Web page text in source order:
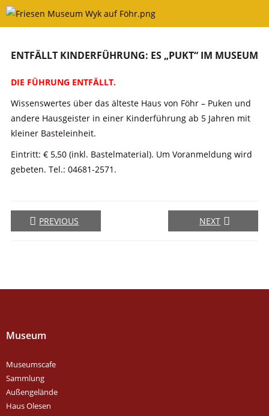
Skip
ENTFÄLLT KINDERFÜHRUNG: ES „PUKT“ IM MUSEUM
DIE FÜHRUNG ENTFÄLLT.
Wissenswertes über das älteste Haus von Föhr – Puken und
andere Hausgeister in einer Kinderführung ab 5 Jahren mit
kleiner Basteleinheit.
Eintritt: € 5,50 (inkl. Bastelmaterial). Um Voranmeldung wird
gebeten. Tel.: 04681-2571.
PREVIOUS NEXT
Museum
Museumscafe
Sammlung
Außengelände
Haus Olesen